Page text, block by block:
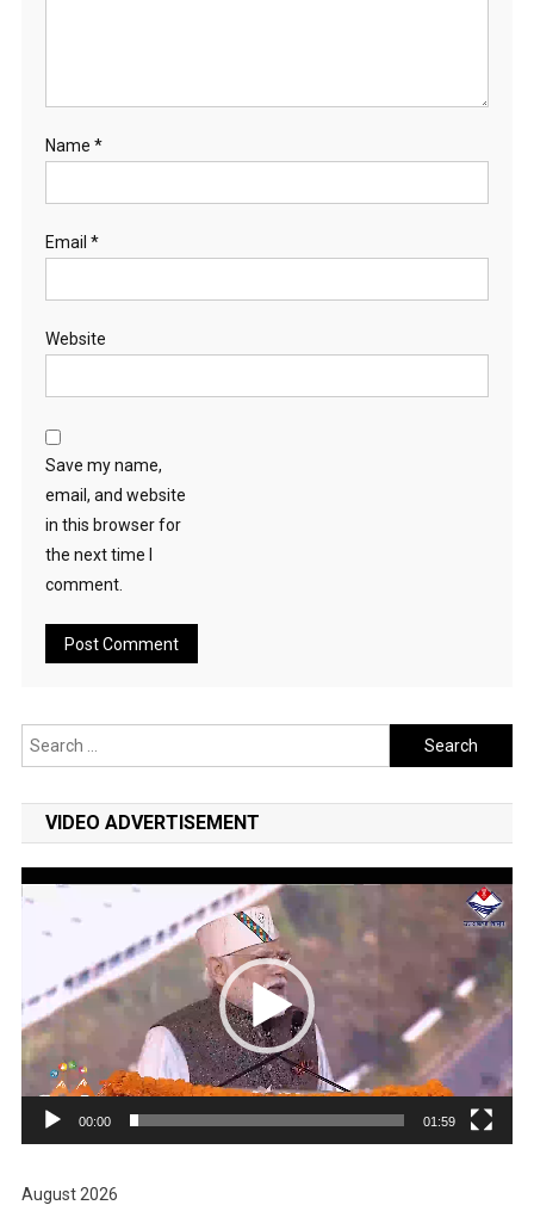
Name *
Email *
Website
Save my name,
email, and website
in this browser for
the next time I
comment.
Search
for:
VIDEO ADVERTISEMENT
Video
00:00 01:59
August 2026